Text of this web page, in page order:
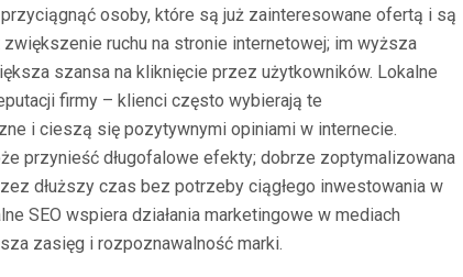
osoby, które są już zainteresowane ofertą i są
ruchu na stronie internetowej; im wyższa
szansa na kliknięcie przez użytkowników. Lokalne
firmy – klienci często wybierają te
i cieszą się pozytywnymi opiniami w internecie.
przynieść długofalowe efekty; dobrze zoptymalizowana
dłuższy czas bez potrzeby ciągłego inwestowania w
SEO wspiera działania marketingowe w mediach
zasięg i rozpoznawalność marki.